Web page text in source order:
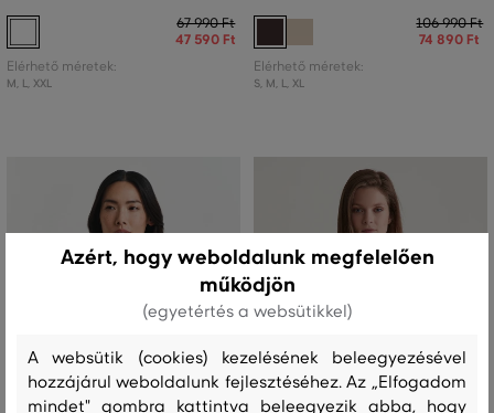
67 990 Ft
47 590 Ft
Elérhető méretek:
M, L, XXL
106 990 Ft
74 890 Ft
Elérhető méretek:
S, M, L, XL
Azért, hogy weboldalunk megfelelően
működjön
(egyetértés a websütikkel)
A websütik (cookies) kezelésének beleegyezésével
hozzájárul weboldalunk fejlesztéséhez. Az „Elfogadom
mindet" gombra kattintva beleegyezik abba, hogy